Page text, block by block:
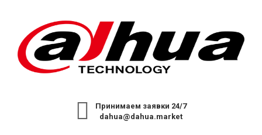
Принимаем заявки 24/7
dahua@dahua.market